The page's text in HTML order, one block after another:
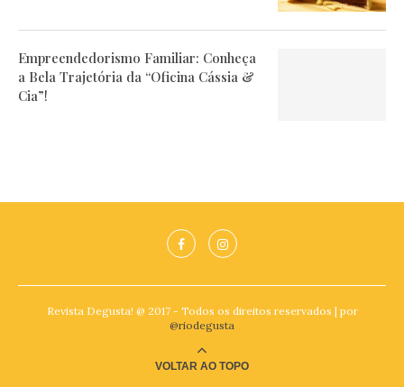
Empreendedorismo Familiar: Conheça
a Bela Trajetória da “Oficina Cássia &
Cia”!
Revista Degusta! @ 2017 - Todos os direitos reservados | por
@riodegusta
VOLTAR AO TOPO